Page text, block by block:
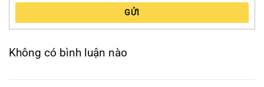
GỬI
Không có bình luận nào